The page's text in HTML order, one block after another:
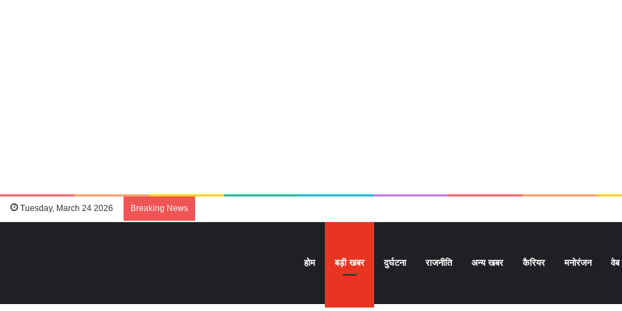
Tuesday, March 24 2026 Breaking News
होम बड़ी खबर दुर्घटना राजनीति अन्य खबर कैरियर मनोरंजन वेब